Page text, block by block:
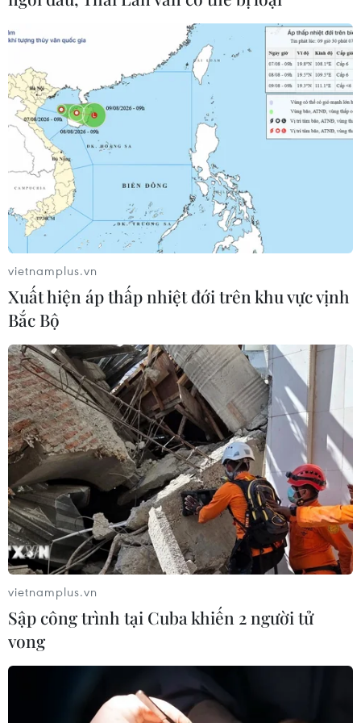
Bộ Ngoại giao Mỹ mở rộng kiểm tra
mạng xã hội đối với đương đơn xin
thị thực
06/08/2026 22:52
Chủ tịch Quốc hội Trần Thanh Mẫn
tiếp Đại sứ Hoa Kỳ Jennifer Wicks
06/08/2026 13:43
Tổng thống Trump bác tin Mỹ thiếu
hụt vũ khí vì chiến dịch Trung Đông
06/08/2026 09:40
Mỹ điều tra sự cố hàng không liên
quan đến trực thăng chở Tổng thống
Trump
06/08/2026 04:38
Tòa án Mỹ chỉ định hội đồng thẩm
phán xét xử các vụ kiện về thuế quan
06/08/2026 02:23
Cuba nỗ lực khôi phục hệ thống điện
vietnamplus.vn
Xuất hiện áp thấp nhiệt đới trên khu vực vịnh
Bắc Bộ
vietnamplus.vn
Sập công trình tại Cuba khiến 2 người tử
vong